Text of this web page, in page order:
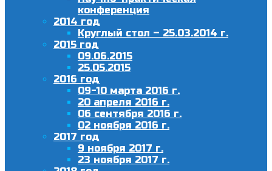
конференция
2014 год
Круглый стол – 25.03.2014 г.
2015 год
09.06.2015
25.05.2015
2016 год
09-10 марта 2016 г.
20 апреля 2016 г.
06 сентября 2016 г.
02 ноября 2016 г.
2017 год
9 ноября 2017 г.
23 ноября 2017 г.